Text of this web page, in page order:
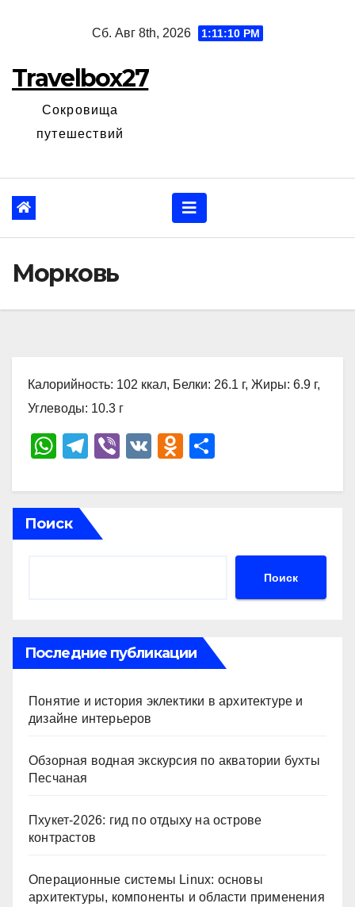
Сб. Авг 8th, 2026 1:11:11 PM
Travelbox27
Сокровища
путешествий
Морковь
Калорийность: 102 ккал, Белки: 26.1 г, Жиры: 6.9 г,
Углеводы: 10.3 г
W
at
s
A
T
e
gr
a
Vi
er
V
O
n
ki
р
ть
Поиск
Поиск
Последние публикации
Понятие и история эклектики в архитектуре и
дизайне интерьеров
Обзорная водная экскурсия по акватории бухты
Песчаная
Пхукет-2026: гид по отдыху на острове
контрастов
Операционные системы Linux: основы
архитектуры, компоненты и области применения